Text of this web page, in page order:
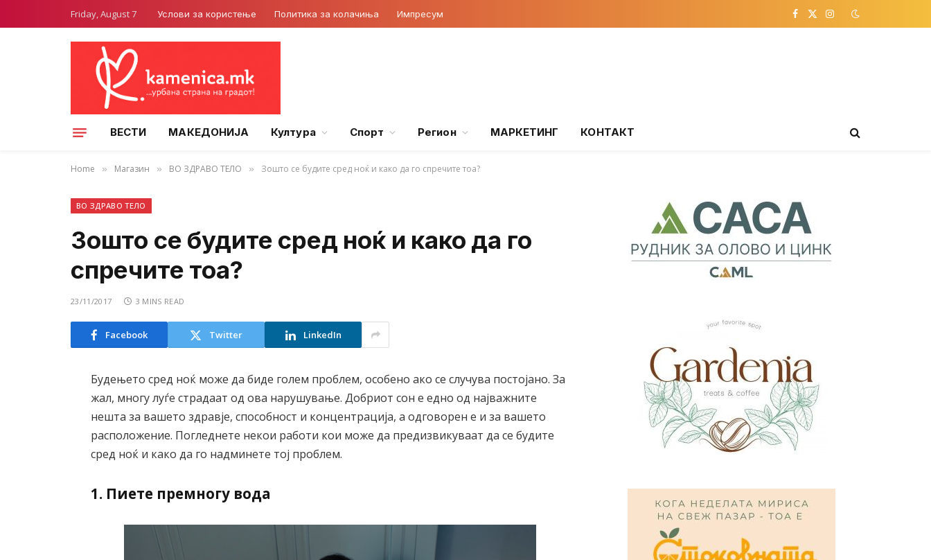
Friday, August 7 Услови за користење Политика за колачиња Импресум Facebook
X
Instagram
ВЕСТИ МАКЕДОНИЈА Култура Спорт Регион МАРКЕТИНГ КОНТАКТ
Home » Магазин » ВО ЗДРАВО ТЕЛО » Зошто се будите сред ноќ и како да го спречите тоа?
ВО ЗДРАВО ТЕЛО
Зошто се будите сред ноќ и како да го
спречите тоа?
23/11/2017 3 MINS READ
Facebook Twitter LinkedIn
Будењето сред ноќ може да биде голем проблем, особено ако се случува постојано. За
жал, многу луѓе страдаат од ова нарушување. Добриот сон е едно од најважните
нешта за вашето здравје, способност и концентрација, а одговорен е и за вашето
расположение. Погледнете некои работи кои може да предизвикуваат да се будите
сред ноќ и како да го надминете тој проблем.
1. Пиете премногу вода